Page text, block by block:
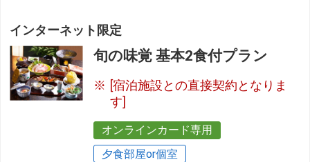
インターネット限定
旬の味覚 基本2食付プラン
[宿泊施設との直接契約となりま
す]
オンラインカード専用
夕食部屋or個室